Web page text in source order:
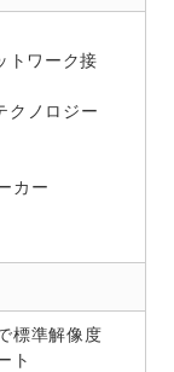
トワーク接
クノロジー
カー
標準解像度
ト